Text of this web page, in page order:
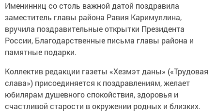
Именинниц со столь важной датой поздравила
заместитель главы района Равия Каримуллина,
вручила поздравительные открытки Президента
России, Благодарственные письма главы района и
памятные подарки.
Коллектив редакции газеты «Хезмэт даны» («Трудовая
слава») присоединяется к поздравлениям, желает
юбилярам душевного спокойствия, здоровья и
счастливой старости в окружении родных и близких.